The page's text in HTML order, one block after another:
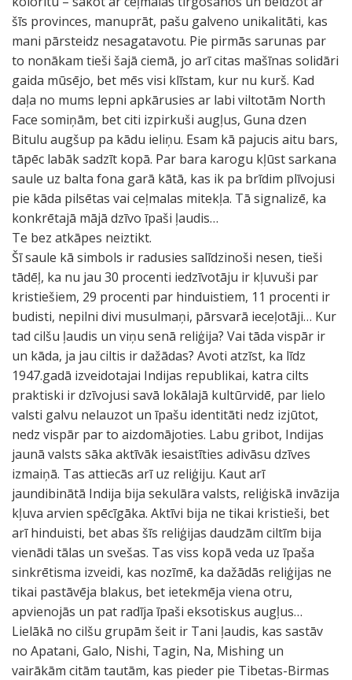
šīs provinces, manuprāt, pašu galveno unikalitāti, kas
mani pārsteidz nesagatavotu. Pie pirmās sarunas par
to nonākam tieši šajā ciemā, jo arī citas mašīnas solidāri
gaida mūsējo, bet mēs visi klīstam, kur nu kurš. Kad
daļa no mums lepni apkārusies ar labi viltotām North
Face somiņām, bet citi izpirkuši augļus, Guna dzen
Bitulu augšup pa kādu ieliņu. Esam kā pajucis aitu bars,
tāpēc labāk sadzīt kopā. Par bara karogu kļūst sarkana
saule uz balta fona garā kātā, kas ik pa brīdim plīvojusi
pie kāda pilsētas vai ceļmalas mitekļa. Tā signalizē, ka
konkrētajā mājā dzīvo īpaši ļaudis…
Te bez atkāpes neiztikt.
Šī saule kā simbols ir radusies salīdzinoši nesen, tieši
tādēļ, ka nu jau 30 procenti iedzīvotāju ir kļuvuši par
kristiešiem, 29 procenti par hinduistiem, 11 procenti ir
budisti, nepilni divi musulmaņi, pārsvarā ieceļotāji… Kur
tad cilšu ļaudis un viņu senā reliģija? Vai tāda vispār ir
un kāda, ja jau ciltis ir dažādas? Avoti atzīst, ka līdz
1947.gadā izveidotajai Indijas republikai, katra cilts
praktiski ir dzīvojusi savā lokālajā kultūrvidē, par lielo
valsti galvu nelauzot un īpašu identitāti nedz izjūtot,
nedz vispār par to aizdomājoties. Labu gribot, Indijas
jaunā valsts sāka aktīvāk iesaistīties adivāsu dzīves
izmaiņā. Tas attiecās arī uz reliģiju. Kaut arī
jaundibinātā Indija bija sekulāra valsts, reliģiskā invāzija
kļuva arvien spēcīgāka. Aktīvi bija ne tikai kristieši, bet
arī hinduisti, bet abas šīs reliģijas daudzām ciltīm bija
vienādi tālas un svešas. Tas viss kopā veda uz īpaša
sinkrētisma izveidi, kas nozīmē, ka dažādās reliģijas ne
tikai pastāvēja blakus, bet ietekmēja viena otru,
apvienojās un pat radīja īpaši eksotiskus augļus…
Lielākā no cilšu grupām šeit ir Tani ļaudis, kas sastāv
no Apatani, Galo, Nishi, Tagin, Na, Mishing un
vairākām citām tautām, kas pieder pie Tibetas-Birmas